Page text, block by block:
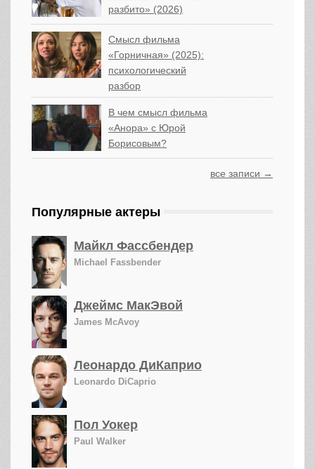
разбито» (2026)
Смысл фильма
«Горничная» (2025):
психологический
разбор
В чем смысл фильма
«Анора» с Юрой
Борисовым?
все записи →
Популярные актеры
Майкл Фассбендер
Michael Fassbender
Джеймс МакЭвой
James McAvoy
Леонардо ДиКаприо
Leonardo DiCaprio
Пол Уокер
Paul Walker